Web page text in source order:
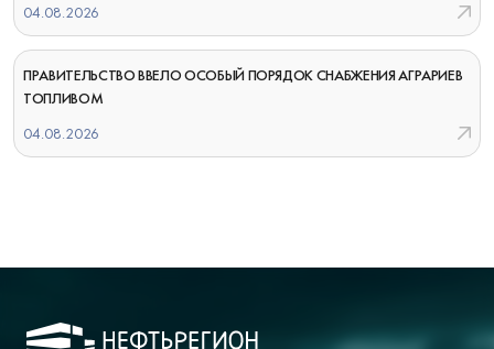
04.08.2026
ПРАВИТЕЛЬСТВО ВВЕЛО ОСОБЫЙ ПОРЯДОК СНАБЖЕНИЯ АГРАРИЕВ
ТОПЛИВОМ
04.08.2026